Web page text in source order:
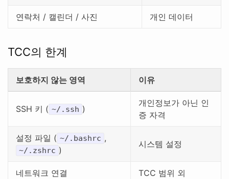
연락처 / 캘린더 / 사진 개인 데이터
TCC의 한계
보호하지 않는 영역 이유
SSH 키 ( ~/.ssh )
개인정보가 아닌 인
증 자격
설정 파일 ( ~/.bashrc ,
~/.zshrc )
시스템 설정
네트워크 연결 TCC 범위 외